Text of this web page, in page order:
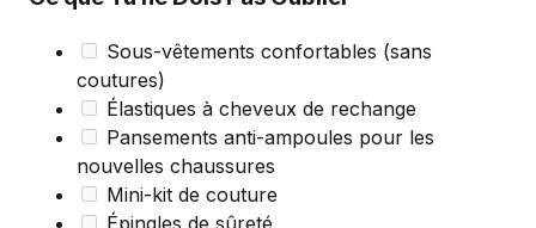
Sous-vêtements confortables (sans
coutures)
Élastiques à cheveux de rechange
Pansements anti-ampoules pour les
nouvelles chaussures
Mini-kit de couture
Épingles de sûreté